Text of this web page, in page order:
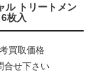
ル トリートメン
枚入
買取価格
合せ下さい